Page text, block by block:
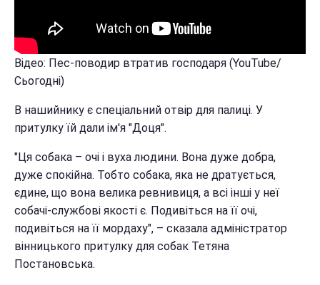
Відео: Пес-поводир втратив господаря (YouTube/
Сьогодні)
В нашийнику є спеціальний отвір для палиці. У
притулку їй дали ім'я "Доця".
"Ця собака – очі і вуха людини. Вона дуже добра,
дуже спокійна. Тобто собака, яка не дратується,
єдине, що вона велика ревнивиця, а всі інші у неї
собачі-службові якості є. Подивіться на її очі,
подивіться на її мордаху", – сказала адміністратор
вінницького притулку для собак Тетяна
Постановська.